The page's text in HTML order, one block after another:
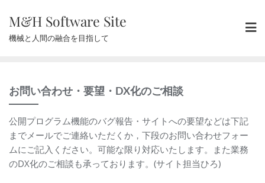
content
M&H Software Site
機械と人間の融合を目指して
お問い合わせ・要望・DX化のご相談
公開プログラム機能のバグ報告・サイトへの要望などは下記
までメールでご連絡いただくか，下段のお問い合わせフォー
ムにご記入ください。可能な限り対応いたします。また業務
のDX化のご相談も承っております。(サイト担当ひろ)